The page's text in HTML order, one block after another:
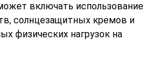
включать использование
солнцезащитных кремов и
физических нагрузок на